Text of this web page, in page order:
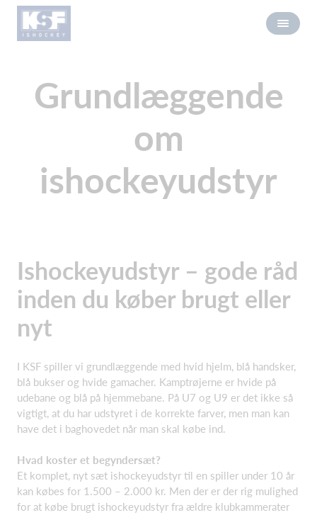
Grundlæggende
om
ishockeyudstyr
Ishockeyudstyr – gode råd
inden du køber brugt eller
nyt
I KSF spiller vi grundlæggende med hvid hjelm, blå handsker,
blå bukser og hvide gamacher. Kamptrøjerne er hvide på
udebane og blå på hjemmebane. På U7 og U9 er det ikke så
vigtigt, at du har udstyret i de korrekte farver, men man kan
have det i baghovedet når man skal købe ind.
Hvad koster et begyndersæt?
Et komplet, nyt sæt ishockeyudstyr til en spiller under 10 år
kan købes for 1.500 – 2.000 kr. Men der er der rig mulighed
for at købe brugt ishockeyudstyr fra ældre klubkammerater